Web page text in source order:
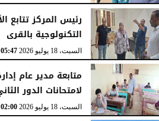
رئيس المركز تتابع
التكنولوجية بالقرى
السبت، 18 يوليو 2026 05:47 مـ
متابعة مدير عام
لامتحانات الدور
السبت، 18 يوليو 2026 02:00 مـ